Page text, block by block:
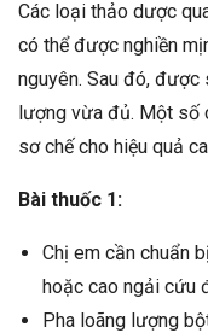
Các loại thảo dược
có thể được nghiền
nguyên. Sau đó,
lượng vừa đủ. Một số
sơ chế cho hiệu quả
Bài thuốc 1:
Chị em cần chuẩn
hoặc cao ngải cứu
Pha loãng lượng